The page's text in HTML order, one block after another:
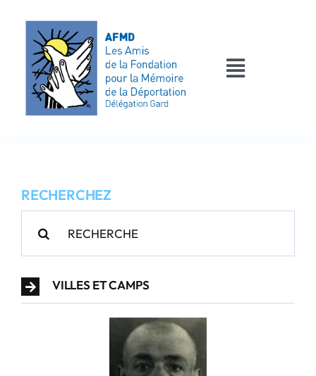
contenu
Toggle
AFMD 30
Les victimes
RECHERCHEZ
VILLES ET CAMPS